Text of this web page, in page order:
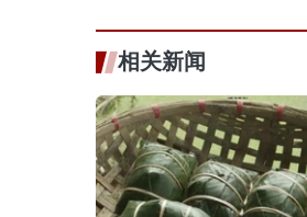
相关新闻